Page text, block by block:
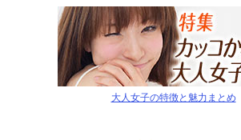
大人女子の特徴と魅力まとめ